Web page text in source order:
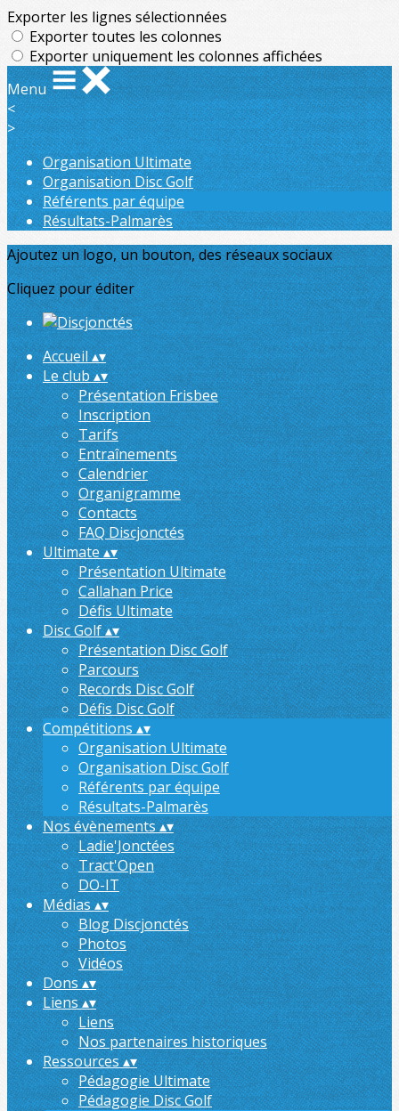
Exporter les lignes sélectionnées
Exporter toutes les colonnes
Exporter uniquement les colonnes affichées
Menu
<
>
Organisation Ultimate
Organisation Disc Golf
Référents par équipe
Résultats-Palmarès
Ajoutez un logo, un bouton, des réseaux sociaux
Cliquez pour éditer
Accueil▴▾
Le club▴▾
Présentation Frisbee
Inscription
Tarifs
Entraînements
Calendrier
Organigramme
Contacts
FAQ Discjonctés
Ultimate▴▾
Présentation Ultimate
Callahan Price
Défis Ultimate
Disc Golf▴▾
Présentation Disc Golf
Parcours
Records Disc Golf
Défis Disc Golf
Compétitions ▴▾
Organisation Ultimate
Organisation Disc Golf
Référents par équipe
Résultats-Palmarès
Nos évènements▴▾
Ladie'Jonctées
Tract'Open
DO-IT
Médias▴▾
Blog Discjonctés
Photos
Vidéos
Dons▴▾
Liens▴▾
Liens
Nos partenaires historiques
Ressources▴▾
Pédagogie Ultimate
Pédagogie Disc Golf